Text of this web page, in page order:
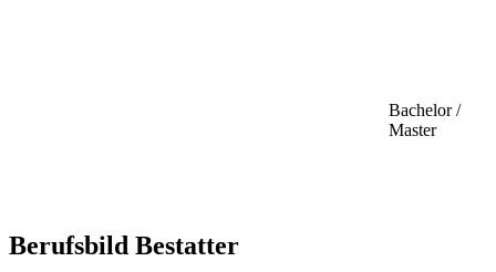
Bachelor /
Master
Berufsbild Bestatter